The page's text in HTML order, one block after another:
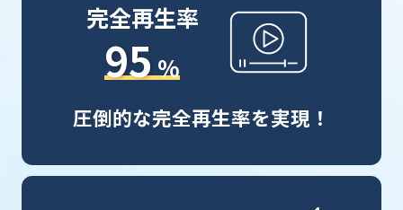
完全再生率
95%
圧倒的な完全再生率を実現！